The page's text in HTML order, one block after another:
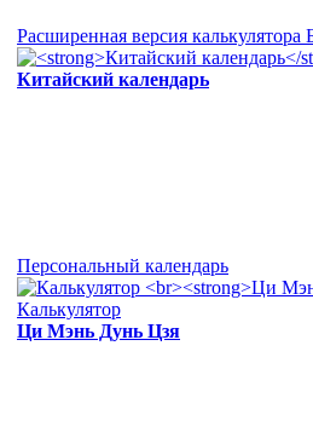
Расширенная версия калькулятора
Китайский календарь
Персональный календарь
Калькулятор
Ци Мэнь Дунь Цзя